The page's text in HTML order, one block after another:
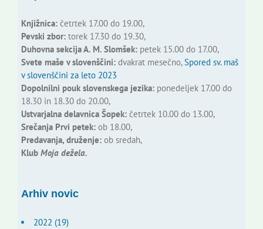
Knjižnica:četrtek 17.00 do 19.00,
Pevski zbor:torek 17.30 do 19.30,
Duhovna sekcija A. M. Slomšek:petek 15.00 do 17.00,
Svete maše v slovenščini:dvakrat mesečno,Spored sv. maš
v slovenščini za leto 2023
Dopolnilni pouk slovenskega jezika:ponedeljek 17.00 do
18.30 in 18.30 do 20.00,
Ustvarjalna delavnica Šopek:četrtek 10.00 do 13.00,
Srečanja Prvi petek:ob 18.00,
Predavanja, druženje:ob sredah,
Klub Moja dežela.
Arhiv novic
2022 (19)